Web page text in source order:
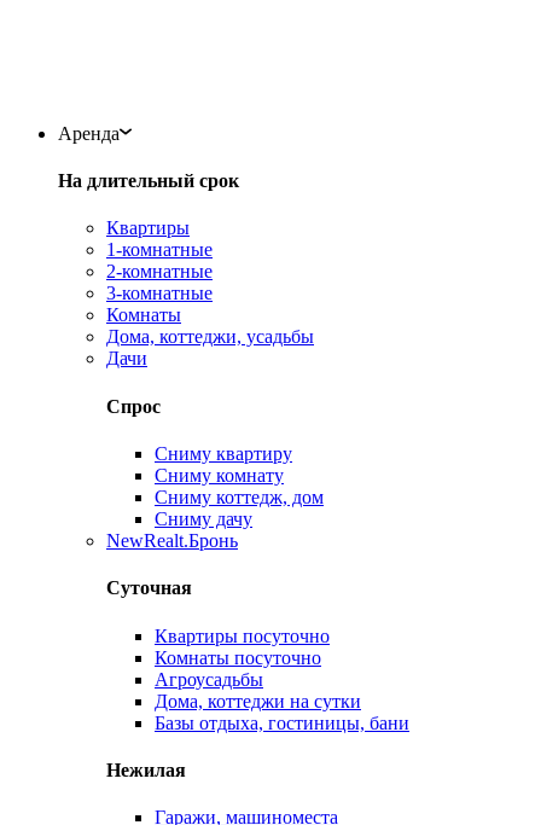
Аренда
На длительный срок
Квартиры
1-комнатные
2-комнатные
3-комнатные
Комнаты
Дома, коттеджи, усадьбы
Дачи
Спрос
Сниму квартиру
Сниму комнату
Сниму коттедж, дом
Сниму дачу
NewRealt.Бронь
Суточная
Квартиры посуточно
Комнаты посуточно
Агроусадьбы
Дома, коттеджи на сутки
Базы отдыха, гостиницы, бани
Нежилая
Гаражи, машиноместа